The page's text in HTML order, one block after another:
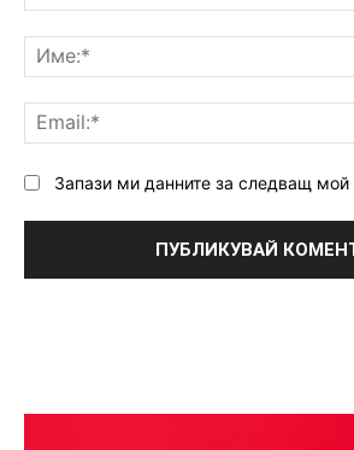
Запази ми данните за следващ мой